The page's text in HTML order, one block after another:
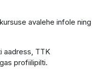
avalehe infole ning
aadress, TTK
profiilipilti.